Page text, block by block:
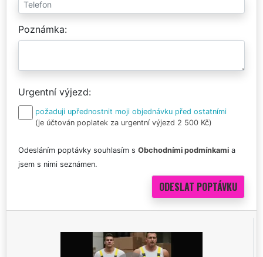
Poznámka
Urgentní výjezd
požaduji upřednostnit moji objednávku před ostatními
(je účtován poplatek za urgentní výjezd 2 500 Kč)
Odesláním poptávky souhlasím s Obchodními podmínkami a
jsem s nimi seznámen.